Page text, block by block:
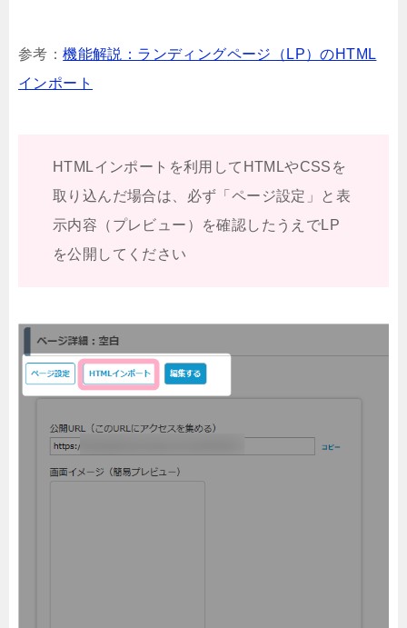
参考：機能解説：ランディングページ（LP）のHTML
インポート
HTMLインポートを利用してHTMLやCSSを
取り込んだ場合は、必ず「ページ設定」と表
示内容（プレビュー）を確認したうえでLP
を公開してください